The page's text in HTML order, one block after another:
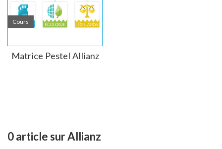
développer son portefeuille de services afin de pouvoir
couvrir l’ensemble des risques de leurs clients ou prospects.
numérique des compagnies d’assurances entraine des
modifications en termes de gestion des processus de vente
Cours
Matrice Pestel Allianz
0 article sur Allianz